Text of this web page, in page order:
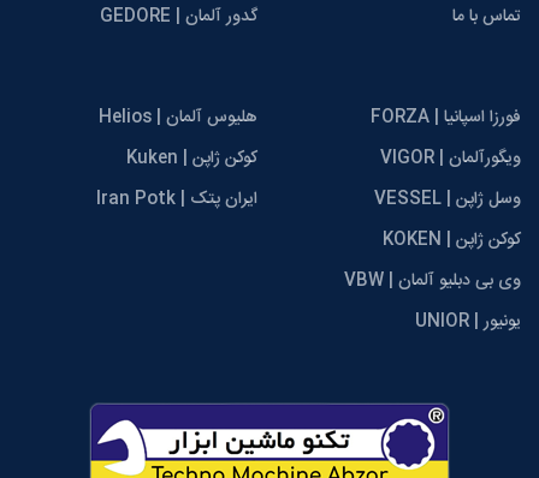
تماس با ما
گدور آلمان | GEDORE
فورزا اسپانیا | FORZA
ویگورآلمان | VIGOR
وسل ژاپن | VESSEL
کوکن ژاپن | KOKEN
وی بی دبلیو آلمان | VBW
یونیور | UNIOR
هلیوس آلمان | Helios
کوکن ژاپن | Kuken
ایران پتک | Iran Potk